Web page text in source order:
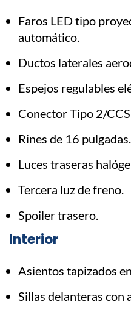
Faros LED tipo
automático.
Ductos laterales
Espejos regulables
Conector Tipo 2/
Rines de 16 pulgadas.
Luces traseras
Tercera luz de freno.
Spoiler trasero.
Interior
Asientos tapizados
Sillas delanteras con